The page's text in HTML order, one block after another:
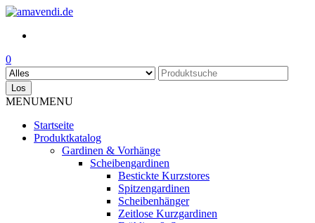
Skip
0
Los
MENUMENU
Startseite
Produktkatalog
Gardinen & Vorhänge
Scheibengardinen
Bestickte Kurzstores
Spitzengardinen
Scheibenhänger
Zeitlose Kurzgardinen